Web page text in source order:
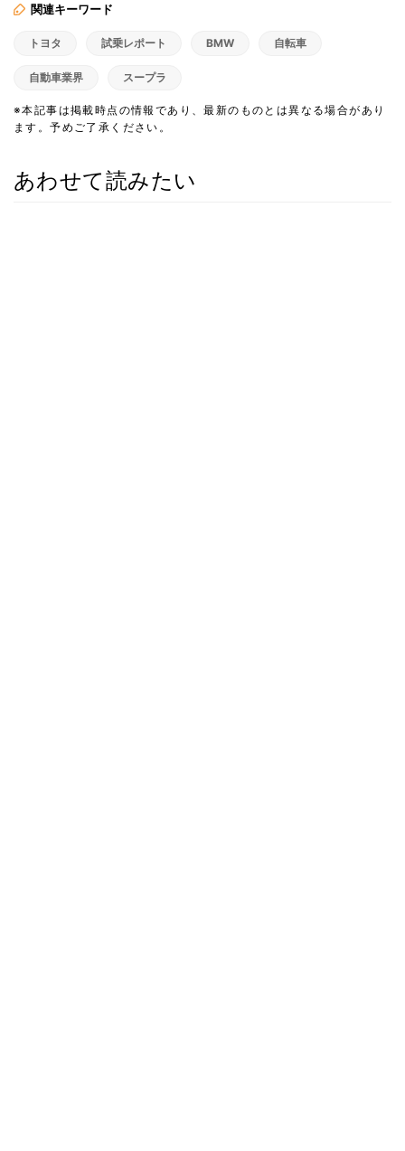
関連キーワード
トヨタ 試乗レポート BMW 自転車
自動車業界 スープラ
※本記事は掲載時点の情報であり、最新のものとは異なる場合があり
ます。予めご了承ください。
あわせて読みたい